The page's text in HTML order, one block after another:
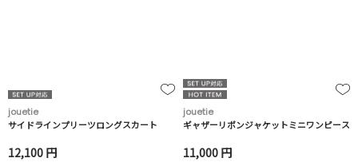
jouetie
サイドラインプリーツロングスカート
12,100 円
jouetie
ギャザーリボンジャケットミニワンピース
11,000 円